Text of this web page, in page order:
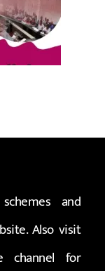
and
Also visit
channel for